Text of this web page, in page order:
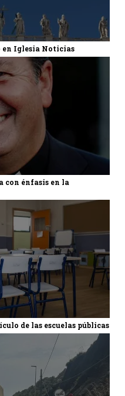
en Iglesia Noticias
con énfasis en la
de las escuelas públicas